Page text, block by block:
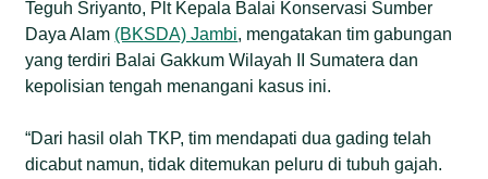
Teguh Sriyanto, Plt Kepala Balai Konservasi Sumber
Daya Alam (BKSDA) Jambi, mengatakan tim gabungan
yang terdiri Balai Gakkum Wilayah II Sumatera dan
kepolisian tengah menangani kasus ini.
“Dari hasil olah TKP, tim mendapati dua gading telah
dicabut namun, tidak ditemukan peluru di tubuh gajah.